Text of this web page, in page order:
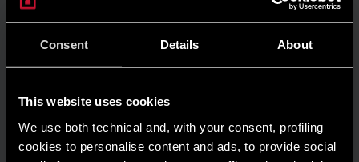
Consent Details About
This website uses cookies
We use both technical and, with your consent, profiling
cookies to personalise content and ads, to provide social
Risparmio energetico: trasforma la tua
casa in un modello di efficienza